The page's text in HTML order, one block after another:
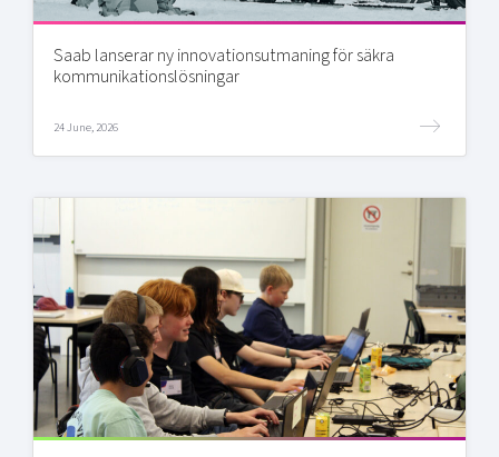
Saab lanserar ny innovationsutmaning för säkra
kommunikationslösningar
24 June, 2026